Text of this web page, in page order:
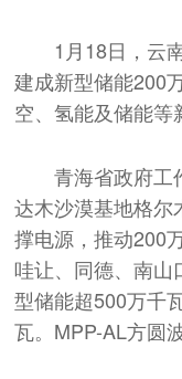
1月18日，云
建成新型储能200
空、氢能及储能等
青海省政府工
达木沙漠基地格尔
撑电源，推动200
哇让、同德、南
型储能超500万千
瓦。MPP-AL方圆